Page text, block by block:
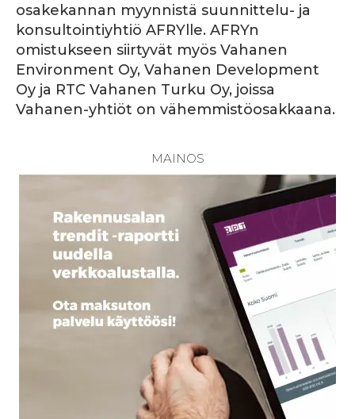
osakekannan myynnistä suunnittelu- ja
konsultointiyhtiö AFRYlle. AFRYn
omistukseen siirtyvät myös Vahanen
Environment Oy, Vahanen Development
Oy ja RTC Vahanen Turku Oy, joissa
Vahanen-yhtiöt on vähemmistöosakkaana.